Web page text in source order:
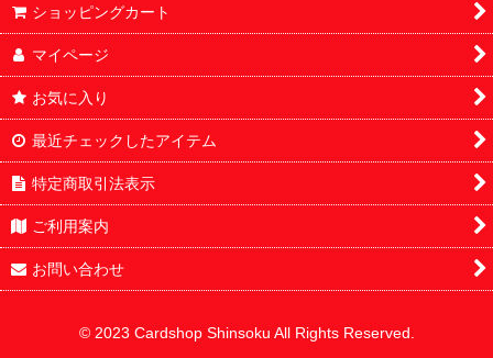
ショッピングカート
マイページ
お気に入り
最近チェックしたアイテム
特定商取引法表示
ご利用案内
お問い合わせ
© 2023 Cardshop Shinsoku All Rights Reserved.